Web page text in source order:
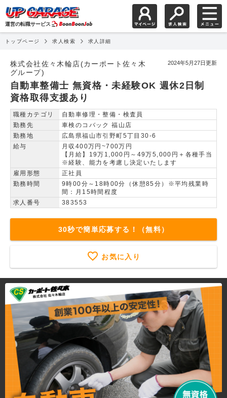
運営の転職サービス
トップページ 求人検索 求人詳細
株式会社佐々木輪店(カーポート佐々木
グループ)
2024年5月27日更新
自動車整備士 無資格・未経験OK 週休2日制
資格取得支援あり
職種カテゴリ
自動車修理・整備・検査員
勤務先
車検のコバック 福山店
勤務地
広島県福山市引野町5丁目30-6
給与
月収400万円~700万円
【月給】19万1,000円～49万5,000円＋各種手当
※経験、能力を考慮し決定いたします
雇用形態
正社員
勤務時間
9時00分～18時00分（休憩85分）※平均残業時
間：月15時間程度
求人番号
383553
30秒で簡単応募する！（無料）
お気に入り